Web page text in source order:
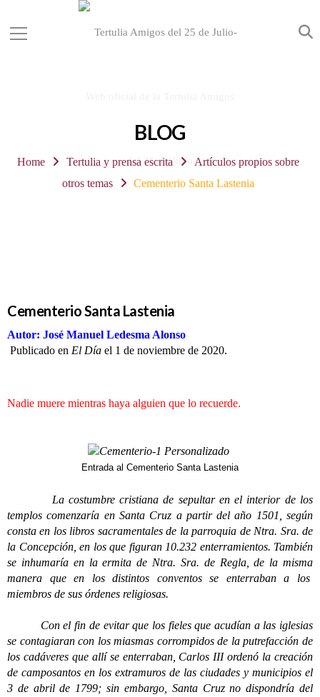
BLOG
Home Tertulia y prensa escrita
Artículos propios sobre
otros temas
Cementerio Santa Lastenia
Cementerio Santa Lastenia
Autor: José Manuel Ledesma Alonso
Publicado en El Día el 1 de noviembre de 2020.
Nadie muere mientras haya alguien que lo recuerde.
Entrada al Cementerio Santa Lastenia
La costumbre cristiana de sepultar en el interior de los
templos comenzaría en Santa Cruz a partir del año 1501, según
consta en los libros sacramentales de la parroquia de Ntra. Sra. de
la Concepción, en los que figuran 10.232 enterramientos. También
se inhumaría en la ermita de Ntra. Sra. de Regla, de la misma
manera que en los distintos conventos se enterraban a los
miembros de sus órdenes religiosas.
Con el fin de evitar que los fieles que acudían a las iglesias
se contagiaran con los miasmas corrompidos de la putrefacción de
los cadáveres que allí se enterraban, Carlos III ordenó la creación
de camposantos en los extramuros de las ciudades y municipios el
3 de abril de 1799; sin embargo, Santa Cruz no dispondría del